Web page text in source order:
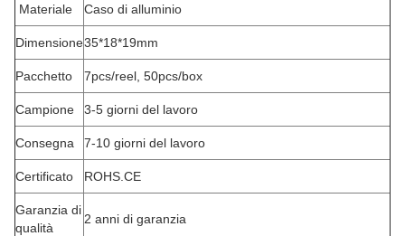
Materiale Caso di alluminio
Dimensione35*18*19mm
Pacchetto 7pcs/reel, 50pcs/box
Campione 3-5 giorni del lavoro
Consegna 7-10 giorni del lavoro
Certificato ROHS.CE
Garanzia di
qualità
2 anni di garanzia